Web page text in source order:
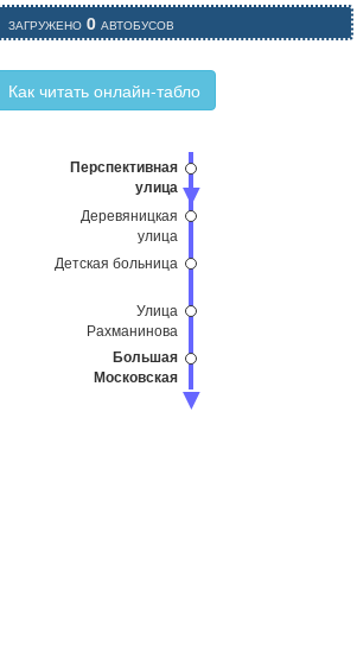
Загружено 0 автобусов
Перспективная
улица
Деревяницкая
улица
Детская больница
Улица
Рахманинова
Большая
Московская